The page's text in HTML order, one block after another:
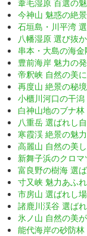
葦毛湿原 百選の
今神山 魅惑の絶
石垣島・川平湾
八幡湿原 選び抜
串本・大島の海
豊前海岸 魅力の
帝釈峡 自然の美
再度山 絶景の秘
小櫃川河口の干
白神山地のブナ
八重岳 選ばれし
寒霞渓 絶景の魅力
高麗山 自然の美
新舞子浜のクロ
富良野の樹海 選
寸又峡 魅力あふ
市房山 選ばれし
諸鹿川渓谷 選ば
氷ノ山 自然の美
能代海岸の砂防